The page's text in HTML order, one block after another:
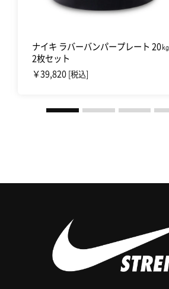
ナイキ ラバーバンパープレート 20㎏
2枚セット
￥39,820 [税込]